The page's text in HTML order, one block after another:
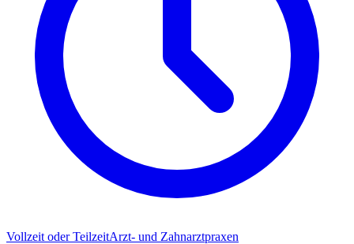
Vollzeit oder TeilzeitArzt- und Zahnarztpraxen